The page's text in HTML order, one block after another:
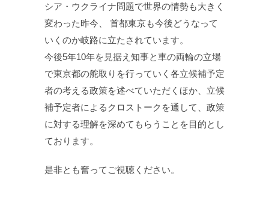
シア・ウクライナ問題で世界の情勢も⼤きく
変わった昨今、 ⾸都東京も今後どうなって
いくのか岐路に⽴たされています。
今後5年10年を⾒据え知事と⾞の両輪の⽴場
で東京都の舵取りを⾏っていく各⽴候補予定
者の考える政策を述べていただくほか、⽴候
補予定者によるクロストークを通して、政策
に対する理解を深めてもらうことを⽬的とし
ております。
是⾮とも奮ってご視聴ください。